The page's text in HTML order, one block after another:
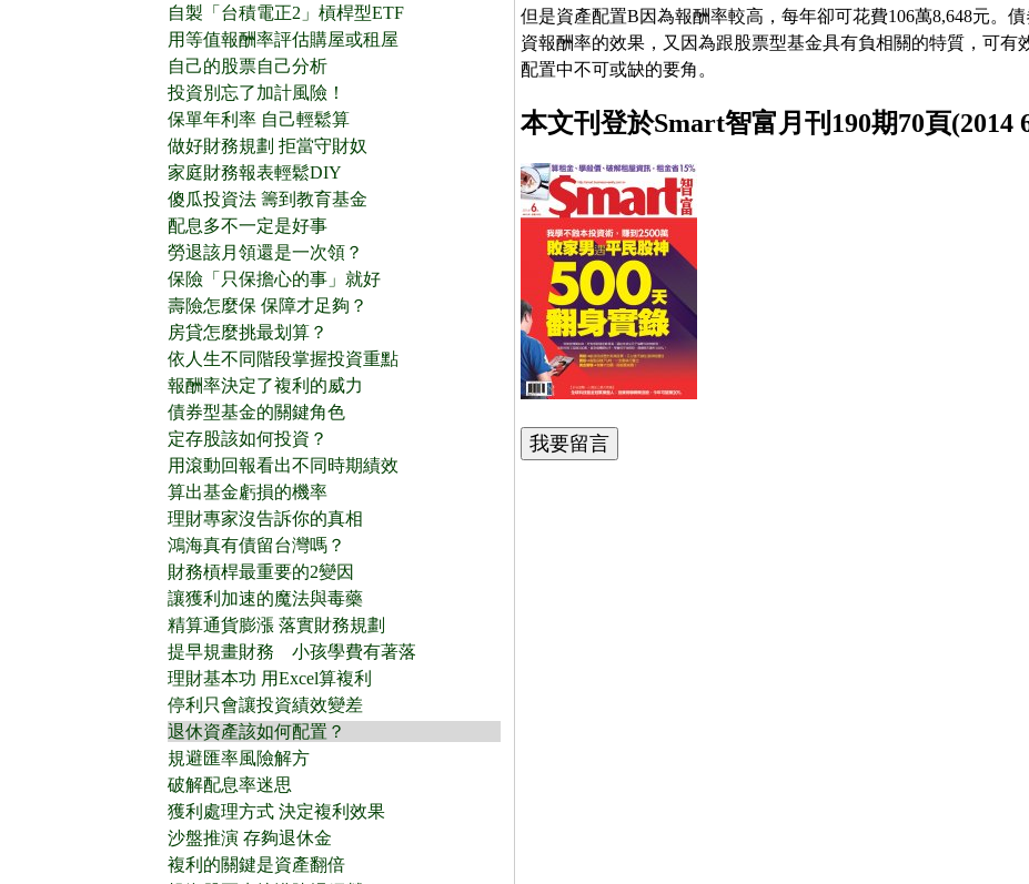
自製「台積電正2」槓桿型ETF
用等值報酬率評估購屋或租屋
自己的股票自己分析
投資別忘了加計風險！
保單年利率 自己輕鬆算
做好財務規劃 拒當守財奴
家庭財務報表輕鬆DIY
傻瓜投資法 籌到教育基金
配息多不一定是好事
勞退該月領還是一次領？
保險「只保擔心的事」就好
壽險怎麼保 保障才足夠？
房貸怎麼挑最划算？
依人生不同階段掌握投資重點
報酬率決定了複利的威力
債券型基金的關鍵角色
定存股該如何投資？
用滾動回報看出不同時期績效
算出基金虧損的機率
理財專家沒告訴你的真相
鴻海真有債留台灣嗎？
財務槓桿最重要的2變因
讓獲利加速的魔法與毒藥
精算通貨膨漲 落實財務規劃
提早規畫財務 小孩學費有著落
理財基本功 用Excel算複利
停利只會讓投資績效變差
退休資產該如何配置？
規避匯率風險解方
破解配息率迷思
獲利處理方式 決定複利效果
沙盤推演 存夠退休金
複利的關鍵是資產翻倍
但是資產配置B因為報酬率較高，每年卻可花費106萬8,648元。
資報酬率的效果，又因為跟股票型基金具有負相關的特質，可有
配置中不可或缺的要角。
本文刊登於Smart智富月刊190期70頁(2014